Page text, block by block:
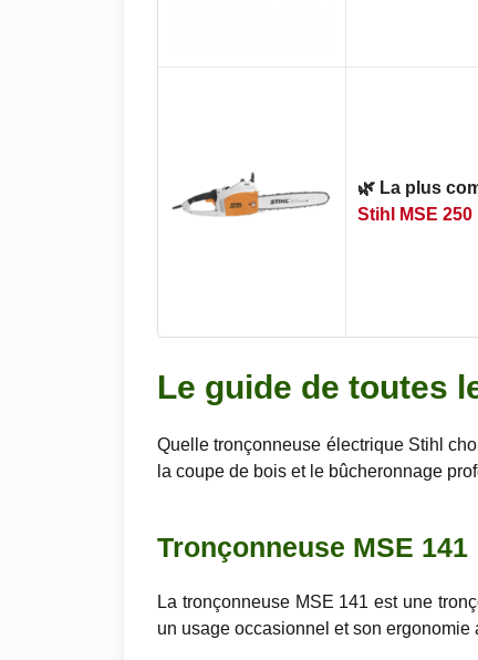
🌿 La plus
Stihl MSE 250
Le guide de toutes
Quelle tronçonneuse électrique Stihl
la coupe de bois et le bûcheronnage
Tronçonneuse MSE
La tronçonneuse MSE 141 est une
un usage occasionnel et son ergonomie